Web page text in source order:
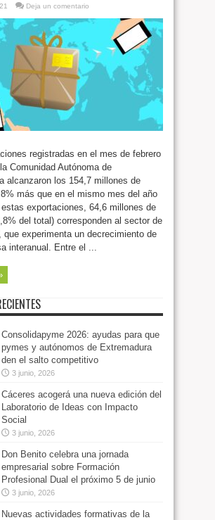
Deja un comentario
registradas en el mes de febrero
Comunidad Autónoma de
alcanzaron los 154,7 millones de
más que en el mismo mes del año
exportaciones, 64,6 millones de
del total) corresponden al sector de
que experimenta un decrecimiento de
interanual. Entre el ...
Consolidapyme 2026: ayudas para que
pymes y autónomos de Extremadura
den el salto competitivo
3 junio, 2026
Cáceres acogerá una nueva edición del
Laboratorio de Ideas con Impacto
Social
3 junio, 2026
Don Benito celebra una jornada
empresarial sobre Formación
Profesional Dual el próximo 5 de junio
3 junio, 2026
Nuevas actividades formativas de la